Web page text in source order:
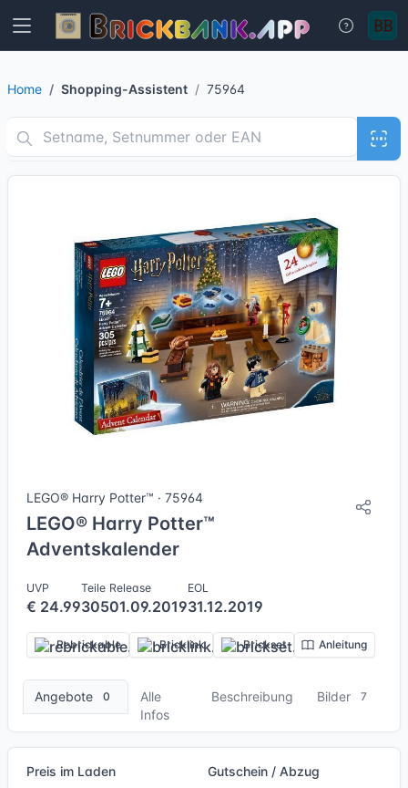
Home Shopping-Assistent 75964
LEGO® Harry Potter™ · 75964
LEGO® Harry Potter™
Adventskalender
UVP
€ 24.99
Teile
305
Release
01.09.2019
EOL
31.12.2019
Rebrickable Bricklink Brickset Anleitung
Angebote 0
Alle
Infos
Beschreibung Bilder 7
Preis im Laden Gutschein / Abzug